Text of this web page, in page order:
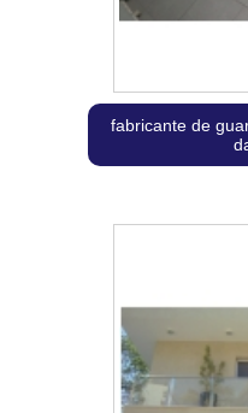
fabricante de